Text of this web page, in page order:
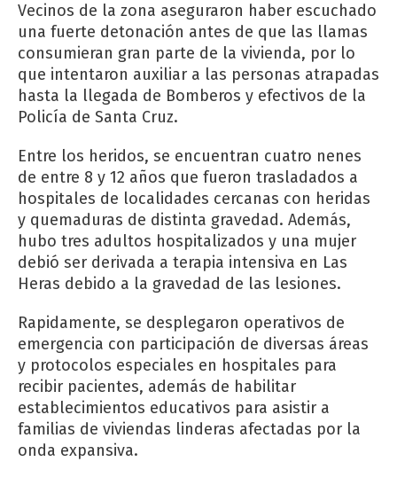
Vecinos de la zona aseguraron haber escuchado
una fuerte detonación antes de que las llamas
consumieran gran parte de la vivienda, por lo
que intentaron auxiliar a las personas atrapadas
hasta la llegada de Bomberos y efectivos de la
Policía de Santa Cruz.
Entre los heridos, se encuentran cuatro nenes
de entre 8 y 12 años que fueron trasladados a
hospitales de localidades cercanas con heridas
y quemaduras de distinta gravedad. Además,
hubo tres adultos hospitalizados y una mujer
debió ser derivada a terapia intensiva en Las
Heras debido a la gravedad de las lesiones.
Rapidamente, se desplegaron operativos de
emergencia con participación de diversas áreas
y protocolos especiales en hospitales para
recibir pacientes, además de habilitar
establecimientos educativos para asistir a
familias de viviendas linderas afectadas por la
onda expansiva.